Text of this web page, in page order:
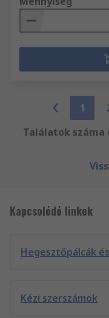
1
Találatok száma
Kapcsolódó linkek
Hegesztőpálcák
Kézi szerszámok